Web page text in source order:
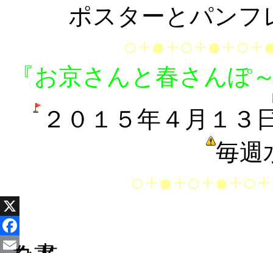
ポスターとパンフ
『お京さんと春さんぽ
２０１５年４月１３
毎週
X
Facebook